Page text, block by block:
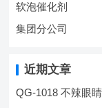
软泡催化剂
集团分公司
近期文章
QG-1018 不辣眼